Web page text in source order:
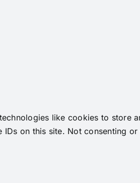
like cookies to
on this site. Not consenting